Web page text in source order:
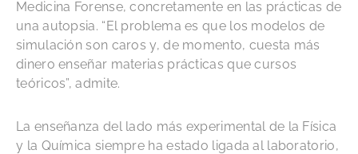
Medicina Forense, concretamente en las prácticas de
una autopsia. “El problema es que los modelos de
simulación son caros y, de momento, cuesta más
dinero enseñar materias prácticas que cursos
teóricos”, admite.
La enseñanza del lado más experimental de la Física
y la Química siempre ha estado ligada al laboratorio,